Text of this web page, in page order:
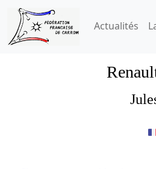
Actualités